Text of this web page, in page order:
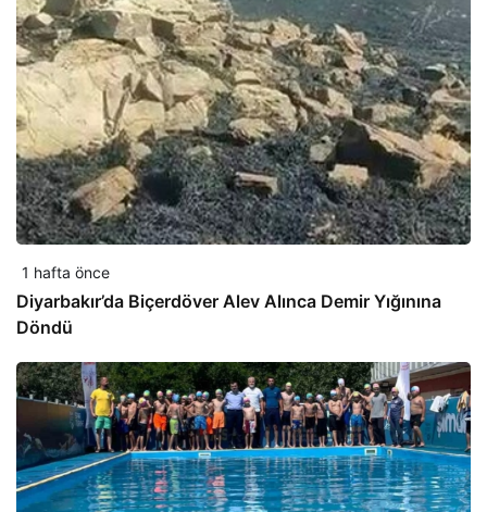
1 hafta önce
Diyarbakır’da Biçerdöver Alev Alınca Demir Yığınına
Döndü